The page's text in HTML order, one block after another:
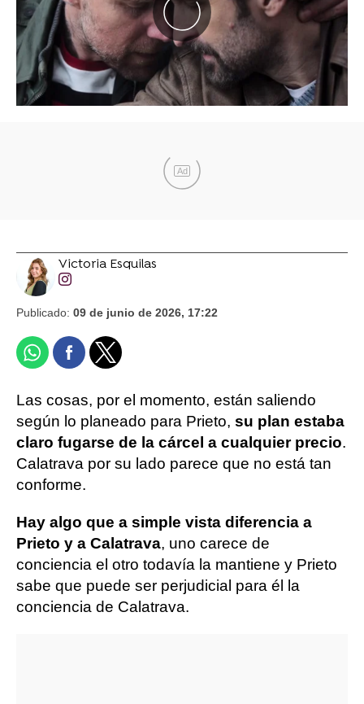
Ad
Victoria Esquilas
Publicado: 09 de junio de 2026, 17:22
Las cosas, por el momento, están saliendo
según lo planeado para Prieto, su plan estaba
claro fugarse de la cárcel a cualquier precio.
Calatrava por su lado parece que no está tan
conforme.
Hay algo que a simple vista diferencia a
Prieto y a Calatrava, uno carece de
conciencia el otro todavía la mantiene y Prieto
sabe que puede ser perjudicial para él la
conciencia de Calatrava.